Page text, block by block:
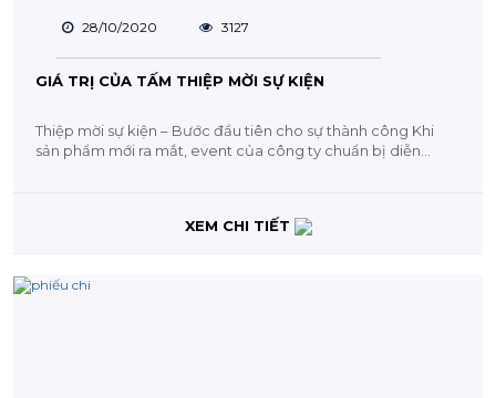
28/10/2020 3127
GIÁ TRỊ CỦA TẤM THIỆP MỜI SỰ KIỆN
Thiệp mời sự kiện – Bước đầu tiên cho sự thành công Khi
sản phẩm mới ra mắt, event của công ty chuẩn bị diễn...
XEM CHI TIẾT